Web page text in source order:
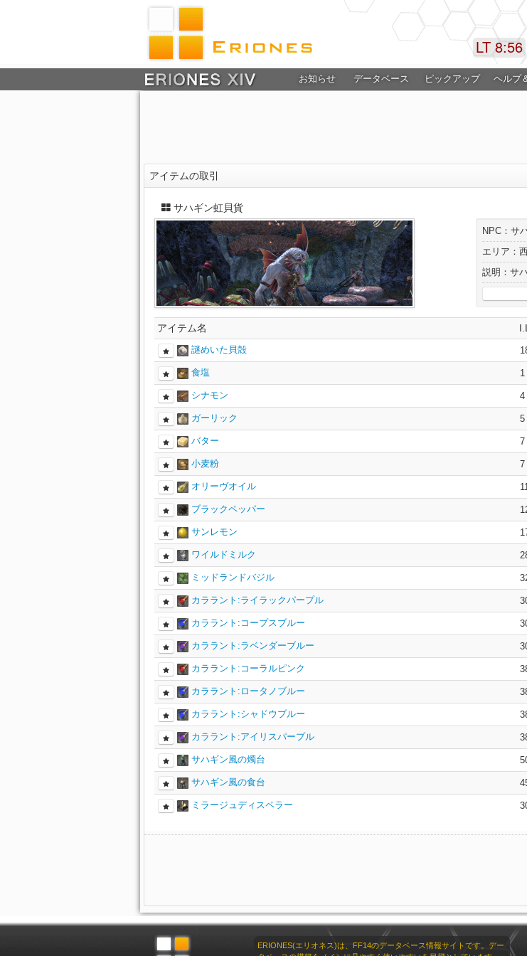
LT 8:56
お知らせ データベース ピックアップ ヘルプ
アイテムの取引
サハギン虹貝貨
NPC：サ
エリア：
説明：サ
アイテム名 I.L
謎めいた貝殻
食塩 1
シナモン 4
ガーリック 5
バター 7
小麦粉 7
オリーヴオイル
ブラックペッパー
サンレモン
ワイルドミルク
ミッドランドバジル
カララント:ライラックパープル
カララント:コープスブルー
カララント:ラベンダーブルー
カララント:コーラルピンク
カララント:ロータノブルー
カララント:シャドウブルー
カララント:アイリスパープル
サハギン風の燭台
サハギン風の食台
ミラージュディスペラー
ERIONES(エリオネス)は、FF14のデータベース情報サイトです。デー